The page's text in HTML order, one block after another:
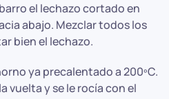
el lechazo cortado en
abajo. Mezclar todos los
bien el lechazo.
ya precalentado a 200ºC.
vuelta y se le rocía con el